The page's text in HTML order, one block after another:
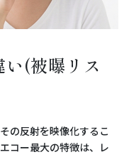
(被曝リス
の反射を映像化するこ
コー最大の特徴は、レ